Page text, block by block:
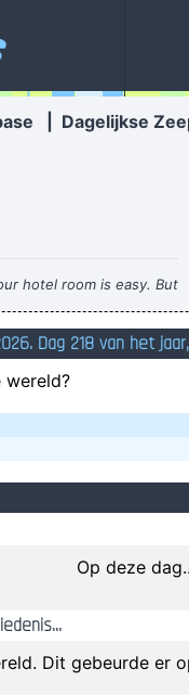
Dagelijkse
hotel room is easy. But
That´s rebellion.~ Alice
Cooper
onvoorstelbare manier
manbag terug te zoeken
Oekraïense havens,
nog een beetje "zetten"
schaar! Heej ja heej ja
sympathieke mensen. De
not finger his prick
Dag 218 van het
wereld?
Op deze
Dit gebeurde er